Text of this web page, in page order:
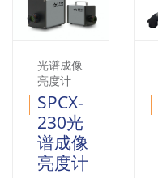
光谱成像
亮度计
SPCX-
230光
谱成像
亮度计